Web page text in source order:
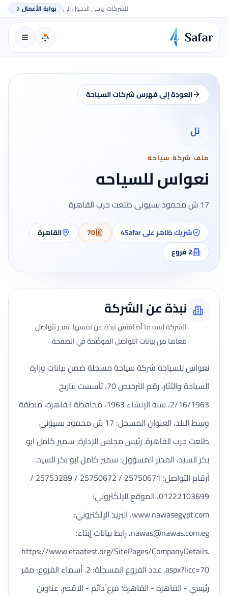
للشركات، يرجى الدخول إلى بوابة الأعمال
العودة إلى فهرس شركات السياحة
نل
ملف شركة سياحة
نعواس للسياحه
17 ش محمود بسيونى طلعت حرب القاهرة
شريك ظاهر على 4Safar 70
القاهرة
2فروع
نبذة عن الشركة
الشركة لسه ما أضافتش نبذة عن نفسها. تقدر تتواصل
معاها من بيانات التواصل الموضّحة في الصفحة.
نعواس للسياحه شركة سياحة مسجلة ضمن بيانات وزارة
السياحة والآثار، رقم الترخيص 70، تأسست بتاريخ
2/16/1963، سنة الإنشاء 1963، محافظة القاهرة، منطقة
وسط البلد، العنوان المسجل: 17 ش محمود بسيونى
طلعت حرب القاهرة. رئيس مجلس الإدارة: سمير كامل ابو
بكر السيد، المدير المسؤول: سمير كامل ابو بكر السيد.
أرقام التواصل: 25750671 / 25750672 / 25753289 /
01222103699، الموقع الإلكتروني:
www.nawasegypt.com، البريد الإلكتروني:
nawas@nawas.com.eg، رابط بيانات إيتاء:
https://www.etaatest.org/SitePages/CompanyDetails.
aspx?licc=70. عدد الفروع المسجلة: 2. أسماء الفروع: مقر
رئيسي - القاهرة - القاهرة؛ فرع دائم - الاقصر. عناوين